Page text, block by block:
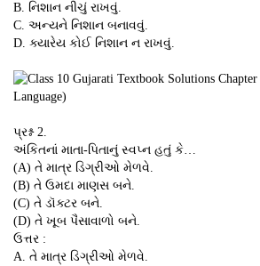
B. નિશાન નીચું રાખવું.
C. અન્યને નિશાન બનાવવું.
D. ક્યારેય કોઈ નિશાન ન રાખવું.
પ્રશ્ન 2.
અંકિતનાં માતા-પિતાનું સ્વપ્ન હતું કે…
(A) તે માત્ર ડિગ્રીઓ મેળવે.
(B) તે ઉમદા માણસ બને.
(C) તે ડૉક્ટર બને.
(D) તે ખૂબ પૈસાવાળો બને.
ઉત્તર :
A. તે માત્ર ડિગ્રીઓ મેળવે.